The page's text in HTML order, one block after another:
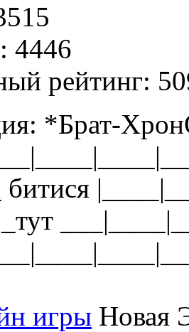
4446
рейтинг:
*Брат-
битися
игры Новая